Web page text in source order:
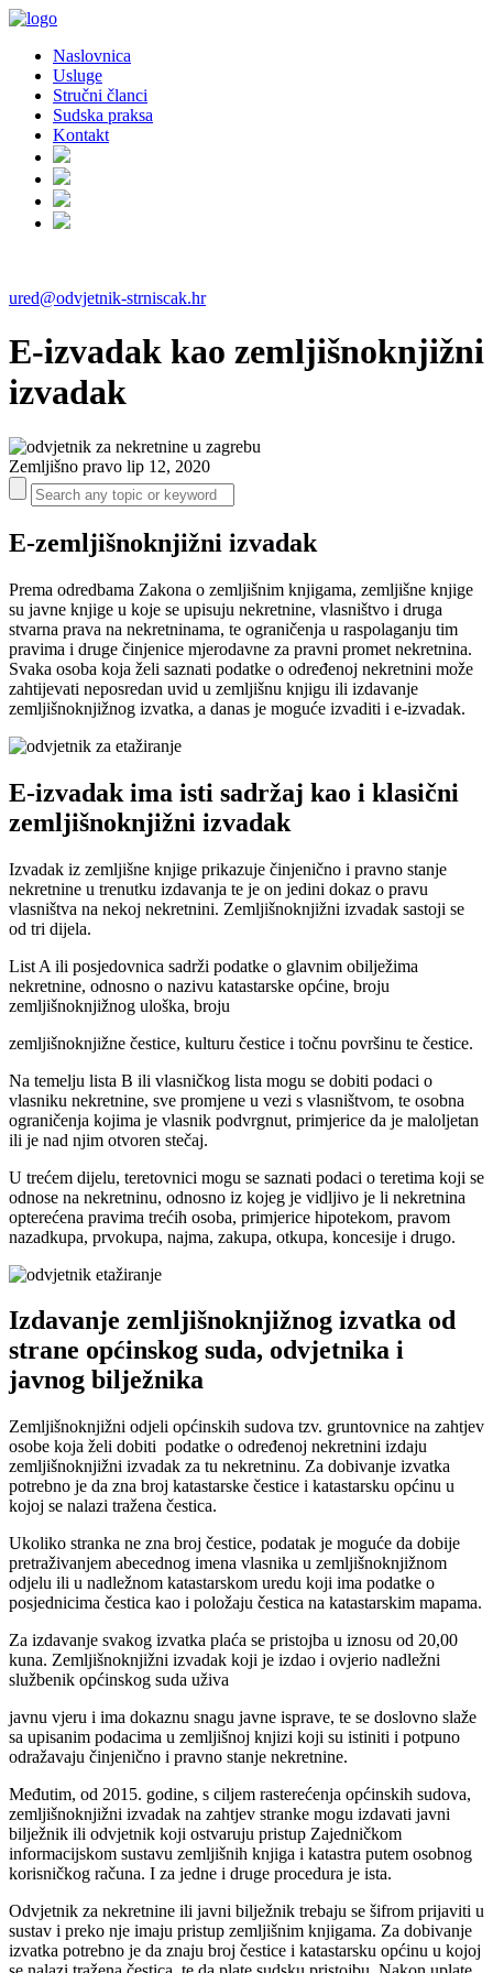
Naslovnica
Usluge
Stručni članci
Sudska praksa
Kontakt
ured@odvjetnik-strniscak.hr
E-izvadak kao zemljišnoknjižni
izvadak
Zemljišno pravo lip 12, 2020
E-zemljišnoknjižni izvadak
Prema odredbama Zakona o zemljišnim knjigama, zemljišne knjige
su javne knjige u koje se upisuju nekretnine, vlasništvo i druga
stvarna prava na nekretninama, te ograničenja u raspolaganju tim
pravima i druge činjenice mjerodavne za pravni promet nekretnina.
Svaka osoba koja želi saznati podatke o određenoj nekretnini može
zahtijevati neposredan uvid u zemljišnu knjigu ili izdavanje
zemljišnoknjižnog izvatka, a danas je moguće izvaditi i e-izvadak.
E-izvadak ima isti sadržaj kao i klasični
zemljišnoknjižni izvadak
Izvadak iz zemljišne knjige prikazuje činjenično i pravno stanje
nekretnine u trenutku izdavanja te je on jedini dokaz o pravu
vlasništva na nekoj nekretnini. Zemljišnoknjižni izvadak sastoji se
od tri dijela.
List A ili posjedovnica sadrži podatke o glavnim obilježima
nekretnine, odnosno o nazivu katastarske općine, broju
zemljišnoknjižnog uloška, broju
zemljišnoknjižne čestice, kulturu čestice i točnu površinu te čestice.
Na temelju lista B ili vlasničkog lista mogu se dobiti podaci o
vlasniku nekretnine, sve promjene u vezi s vlasništvom, te osobna
ograničenja kojima je vlasnik podvrgnut, primjerice da je maloljetan
ili je nad njim otvoren stečaj.
U trećem dijelu, teretovnici mogu se saznati podaci o teretima koji se
odnose na nekretninu, odnosno iz kojeg je vidljivo je li nekretnina
opterećena pravima trećih osoba, primjerice hipotekom, pravom
nazadkupa, prvokupa, najma, zakupa, otkupa, koncesije i drugo.
Izdavanje zemljišnoknjižnog izvatka od
strane općinskog suda, odvjetnika i
javnog bilježnika
Zemljišnoknjižni odjeli općinskih sudova tzv. gruntovnice na zahtjev
osobe koja želi dobiti podatke o određenoj nekretnini izdaju
zemljišnoknjižni izvadak za tu nekretninu. Za dobivanje izvatka
potrebno je da zna broj katastarske čestice i katastarsku općinu u
kojoj se nalazi tražena čestica.
Ukoliko stranka ne zna broj čestice, podatak je moguće da dobije
pretraživanjem abecednog imena vlasnika u zemljišnoknjižnom
odjelu ili u nadležnom katastarskom uredu koji ima podatke o
posjednicima čestica kao i položaju čestica na katastarskim mapama.
Za izdavanje svakog izvatka plaća se pristojba u iznosu od 20,00
kuna. Zemljišnoknjižni izvadak koji je izdao i ovjerio nadležni
službenik općinskog suda uživa
javnu vjeru i ima dokaznu snagu javne isprave, te se doslovno slaže
sa upisanim podacima u zemljišnoj knjizi koji su istiniti i potpuno
odražavaju činjenično i pravno stanje nekretnine.
Međutim, od 2015. godine, s ciljem rasterećenja općinskih sudova,
zemljišnoknjižni izvadak na zahtjev stranke mogu izdavati javni
bilježnik ili odvjetnik koji ostvaruju pristup Zajedničkom
informacijskom sustavu zemljišnih knjiga i katastra putem osobnog
korisničkog računa. I za jedne i druge procedura je ista.
Odvjetnik za nekretnine ili javni bilježnik trebaju se šifrom prijaviti u
sustav i preko nje imaju pristup zemljišnim knjigama. Za dobivanje
izvatka potrebno je da znaju broj čestice i katastarsku općinu u kojoj